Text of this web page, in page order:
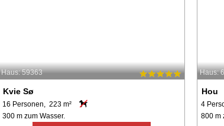
Haus: 59363
Kvie Sø
16 Personen, 223 m²
300 m zum Wasser.
Haus:
Hou
4
800 m